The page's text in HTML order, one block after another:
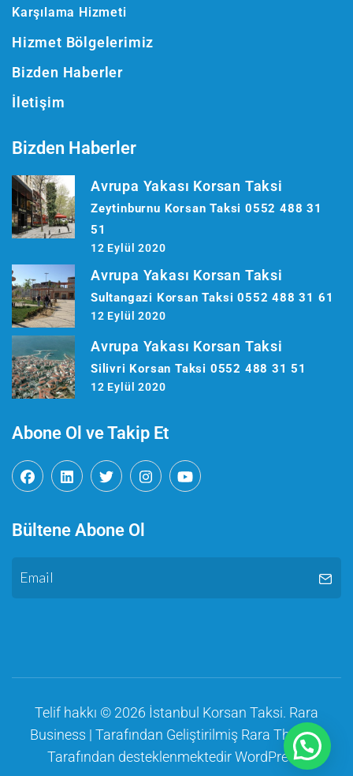
Karşılama Hizmeti
Hizmet Bölgelerimiz
Bizden Haberler
İletişim
Bizden Haberler
Avrupa Yakası Korsan Taksi
Zeytinburnu Korsan Taksi 0552 488 31
51
12 Eylül 2020
Avrupa Yakası Korsan Taksi
Sultangazi Korsan Taksi 0552 488 31 61
12 Eylül 2020
Avrupa Yakası Korsan Taksi
Silivri Korsan Taksi 0552 488 31 51
12 Eylül 2020
Abone Ol ve Takip Et
Bültene Abone Ol
Telif hakkı © 2026 İstanbul Korsan Taksi. Rara
Business | Tarafından Geliştirilmiş Rara Themes
Tarafından desteklenmektedirWordPress.